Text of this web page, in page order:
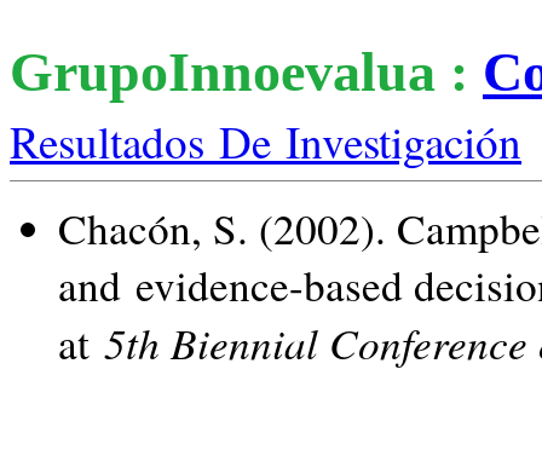
GrupoInnoevalua :
Resultados De Investigación
Chacón, S. (2002).
and evidence-based
at 5th Biennial